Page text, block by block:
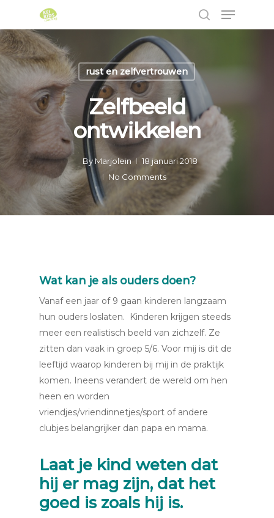
Hit enter to search or ESC to close
rust en zelfvertrouwen
Zelfbeeld
ontwikkelen
By Marjolein
18 januari 2018
No Comments
Wat kan je als ouders doen?
Vanaf een jaar of 9 gaan kinderen langzaam
hun ouders loslaten. Kinderen krijgen steeds
meer een realistisch beeld van zichzelf. Ze
zitten dan vaak in groep 5/6. Voor mij is dit de
leeftijd waarop kinderen bij mij in de praktijk
komen. Ineens verandert de wereld om hen
heen en worden
vriendjes/vriendinnetjes/sport of andere
clubjes belangrijker dan papa en mama.
Laat je kind weten dat
hij er mag zijn, dat het
goed is zoals hij is.